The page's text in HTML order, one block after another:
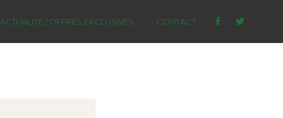
ACTUALITÉ / OFFRES EXCLUSIVES CONTACT